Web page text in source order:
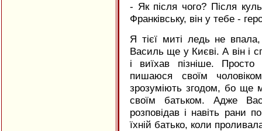
- Як після чого? Після
Франківську, він у тебе -
Я тієї миті ледь не
Василь ще у Києві. А він і
і виїхав пізніше.
пишаюся своїм
зрозуміють згодом, бо ще
своїм батьком. Адже
розповідав і навіть рани
їхній батько, коли